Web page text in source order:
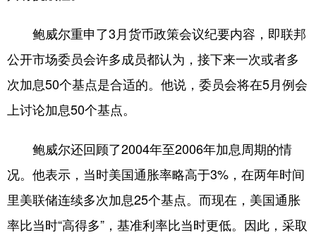
公益 一带一路 亚太网 上市公司
文化产业
北京 天津 河北 山西
辽宁 吉林 上海 江苏
鲍威尔重申了3月货币政策会议纪要内容，即联邦
公开市场委员会许多成员都认为，接下来一次或者多
次加息50个基点是合适的。他说，委员会将在5月例会
上讨论加息50个基点。
鲍威尔还回顾了2004年至2006年加息周期的情
况。他表示，当时美国通胀率略高于3%，在两年时间
里美联储连续多次加息25个基点。而现在，美国通胀
率比当时“高得多”，基准利率比当时更低。因此，采取